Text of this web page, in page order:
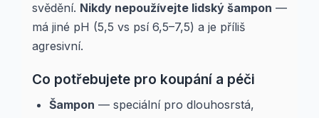
svědění. Nikdy nepoužívejte lidský šampon —
má jiné pH (5,5 vs psí 6,5–7,5) a je příliš
agresivní.
Co potřebujete pro koupání a péči
Šampon — speciální pro dlouhosrstá,